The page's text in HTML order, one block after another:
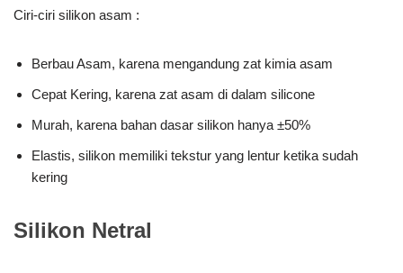
Ciri-ciri silikon asam :
Berbau Asam, karena mengandung zat kimia asam
Cepat Kering, karena zat asam di dalam silicone
Murah, karena bahan dasar silikon hanya ±50%
Elastis, silikon memiliki tekstur yang lentur ketika sudah
kering
Silikon Netral